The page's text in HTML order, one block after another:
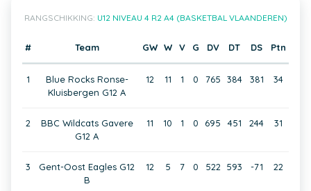
RANGSCHIKKING: U12 NIVEAU 4 R2 A4 (BASKETBAL VLAANDEREN)
# Team GW W V G DV DT DS Ptn
1
Blue Rocks Ronse-
Kluisbergen G12 A
12 11 1 0 765 384 381 34
2
BBC Wildcats Gavere
G12 A
11 10 1 0 695 451 244 31
3
Gent-Oost Eagles G12
B
12 5 7 0 522 593 -71 22